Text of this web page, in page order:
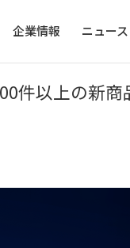
企業情報 ニュース
件以上の新